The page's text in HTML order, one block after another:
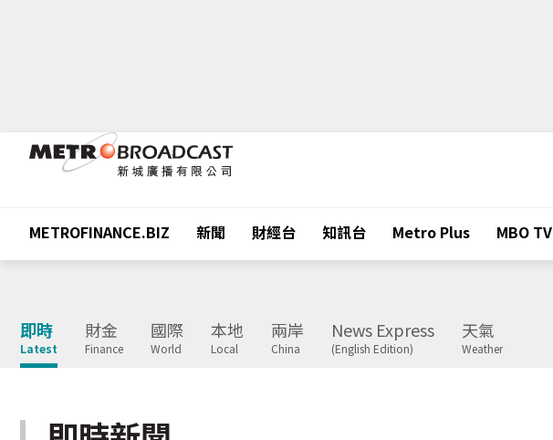
METROFINANCE.BIZ 新聞 財經台 知訊台 Metro Plus MBO TV
即時
Latest
財金
Finance
國際
World
本地
Local
兩岸
China
News Express
(English Edition)
天氣
Weather